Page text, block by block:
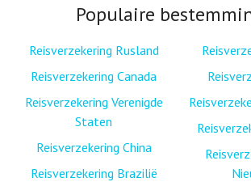
Populaire
Reisverzekering Rusland
Reisverzekering Canada
Reisverzekering Verenigde
Staten
Reisverzekering China
Reisverzekering Brazilië